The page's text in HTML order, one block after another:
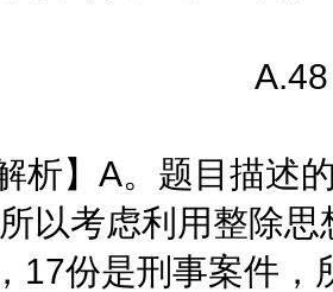
A.48
】A。题目描述的
以考虑利用整除
17份是刑事案件